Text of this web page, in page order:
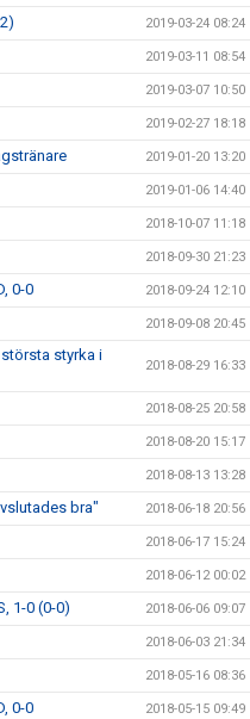
2019-03-24 08:24
2019-03-11 08:54
2019-03-07 10:50
2019-02-27 18:18
2019-01-20 13:20
2019-01-06 14:40
2018-10-07 11:18
2018-09-30 21:23
0-0 2018-09-24 12:10
2018-09-08 20:45
största styrka i
2018-08-29 16:33
2018-08-25 20:58
2018-08-20 15:17
2018-08-13 13:28
bra" 2018-06-18 20:56
2018-06-17 15:24
2018-06-12 00:02
1-0 (0-0) 2018-06-06 09:07
2018-06-03 21:34
2018-05-16 08:36
0-0 2018-05-15 09:49